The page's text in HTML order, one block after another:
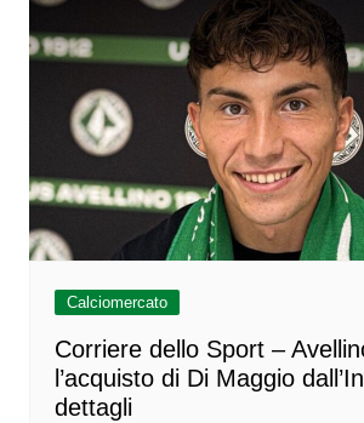
Calciomercato
Corriere dello Sport –
l’acquisto di Di Maggio
dettagli